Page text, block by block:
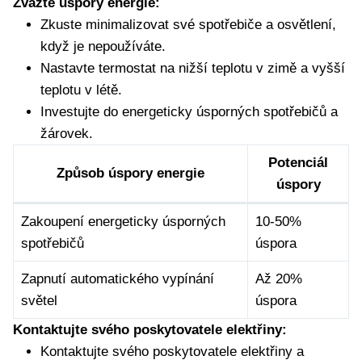
Zkuste minimalizovat své spotřebiče a osvětlení,
když je nepoužíváte.
Nastavte termostat na nižší teplotu v zimě a vyšší
teplotu v létě.
Investujte do energeticky úsporných spotřebičů a
žárovek.
Způsob úspory energie
Potenciál
úspory
Zakoupení energeticky úsporných
spotřebičů
10-50%
úspora
Zapnutí automatického vypínání
světel
Až 20%
úspora
Kontaktujte svého poskytovatele elektřiny:
Kontaktujte svého poskytovatele elektřiny a